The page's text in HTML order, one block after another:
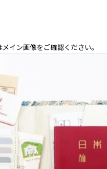
イン画像をご確認ください。